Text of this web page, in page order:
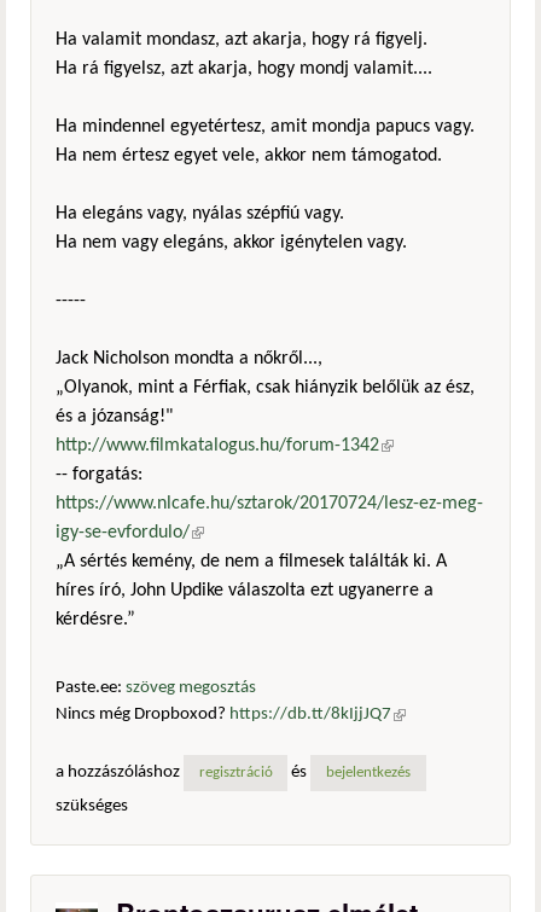
Ha valamit mondasz, azt akarja, hogy rá figyelj.
Ha rá figyelsz, azt akarja, hogy mondj valamit....
Ha mindennel egyetértesz, amit mondja papucs vagy.
Ha nem értesz egyet vele, akkor nem támogatod.
Ha elegáns vagy, nyálas szépfiú vagy.
Ha nem vagy elegáns, akkor igénytelen vagy.
-----
Jack Nicholson mondta a nőkről...,
„Olyanok, mint a Férfiak, csak hiányzik belőlük az ész,
és a józanság!"
http://www.filmkatalogus.hu/forum-1342(külső
-- forgatás:
https://www.nlcafe.hu/sztarok/20170724/lesz-ez-meg-
igy-se-evfordulo/(külső hivatkozás)
„A sértés kemény, de nem a filmesek találták ki. A
híres író, John Updike válaszolta ezt ugyanerre a
kérdésre.”
Paste.ee: szöveg megosztás
Nincs még Dropboxod? https://db.tt/8kIjjJQ7 (külső
a hozzászóláshoz
regisztráció és bejelentkezés
szükséges